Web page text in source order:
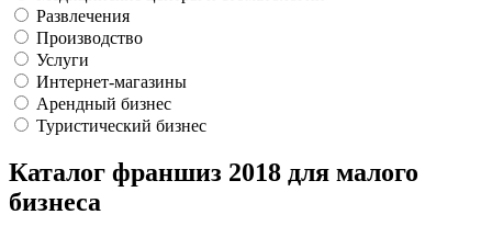
Развлечения
Производство
Услуги
Интернет-магазины
Арендный бизнес
Туристический бизнес
Каталог франшиз 2018 для малого
бизнеса